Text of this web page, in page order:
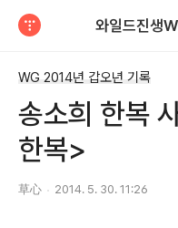
WG 2014년 갑오년 기록
송소희 한복
한복>
草心 2014. 5. 30. 11:26